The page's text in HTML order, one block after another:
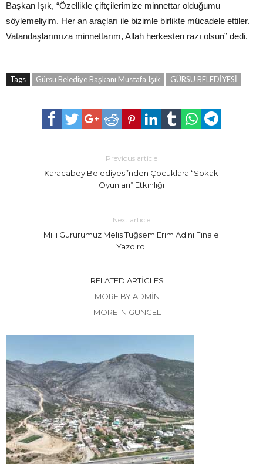
Başkan Işık, “Özellikle çiftçilerimize minnettar olduğumu
söylemeliyim. Her an araçları ile bizimle birlikte mücadele ettiler.
Vatandaşlarımıza minnettarım, Allah herkesten razı olsun” dedi.
Tags Gürsu Belediye Başkanı Mustafa Işık GÜRSU BELEDİYESİ
Previous article
Karacabey Belediyesi’nden Çocuklara “Sokak
Oyunları” Etkinliği
Next article
Milli Gururumuz Melis Tuğsem Erim Adını Finale
Yazdırdı
RELATED ARTICLES
MORE BY ADMIN
MORE IN GÜNCEL